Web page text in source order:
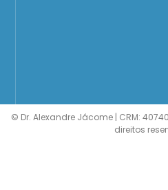
© Dr. Alexandre Jácome | CRM:
direitos